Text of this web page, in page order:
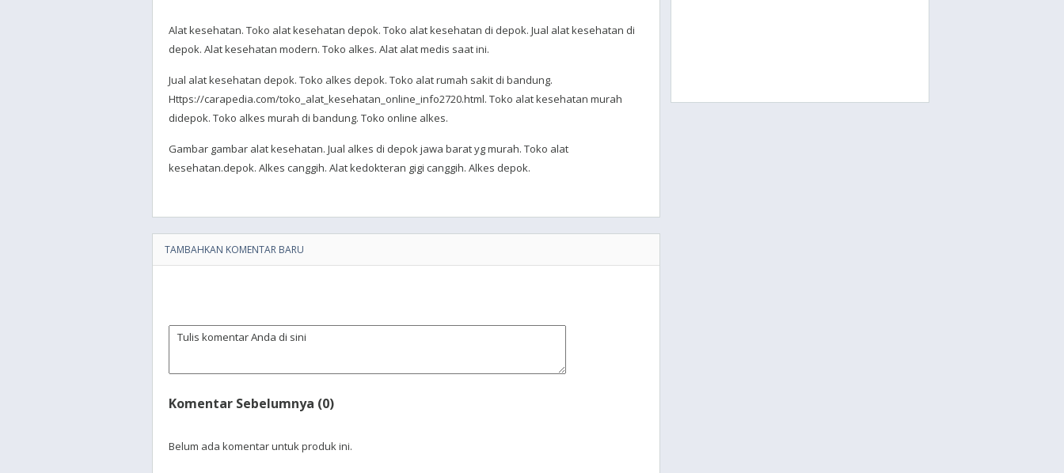
Alat kesehatan. Toko alat kesehatan depok. Toko alat kesehatan di depok. Jual alat kesehatan di
depok. Alat kesehatan modern. Toko alkes. Alat alat medis saat ini.
Jual alat kesehatan depok. Toko alkes depok. Toko alat rumah sakit di bandung.
Https://carapedia.com/toko_alat_kesehatan_online_info2720.html. Toko alat kesehatan murah
didepok. Toko alkes murah di bandung. Toko online alkes.
Gambar gambar alat kesehatan. Jual alkes di depok jawa barat yg murah. Toko alat
kesehatan.depok. Alkes canggih. Alat kedokteran gigi canggih. Alkes depok.
TAMBAHKAN KOMENTAR BARU
Komentar Sebelumnya (0)
Belum ada komentar untuk produk ini.